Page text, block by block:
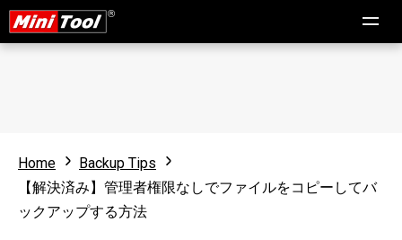
Home
Backup Tips
【解決済み】管理者権限なしでファイルをコピーしてバ
ックアップする方法